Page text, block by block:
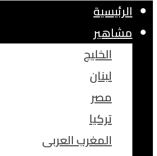
الرئيسية
مشاهير
الخليج
لبنان
مصر
تركيا
المغرب العربى